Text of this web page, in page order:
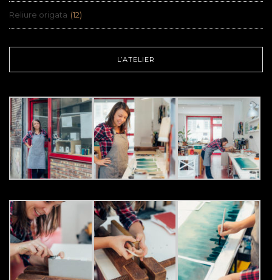
Reliure origata (12)
L’ATELIER